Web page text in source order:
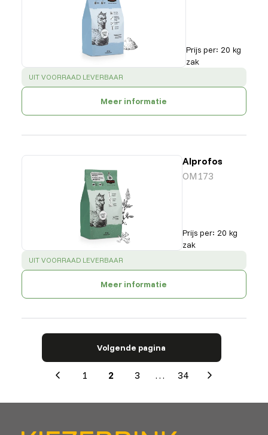
Prijs per: 20 kg
zak
SUCCESS:
UIT VOORRAAD LEVERBAAR
Meer informatie
Alprofos
OM173
Prijs per: 20 kg
zak
SUCCESS:
UIT VOORRAAD LEVERBAAR
Meer informatie
Volgende pagina
Previous
1 2 3 … 34
Next